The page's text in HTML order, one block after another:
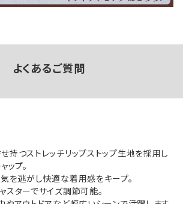
よくあるご質問
持つストレッチリップストップ生地を採用し
ップ。
を逃がし快適な着用感をキープ。
スターでサイズ調節可能。